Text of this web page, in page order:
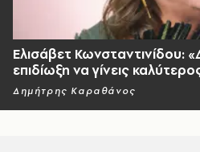
Ελισάβετ Κωνσταντινίδου:
επιδίωξη να γίνεις
Δημήτρης Καραθάνος